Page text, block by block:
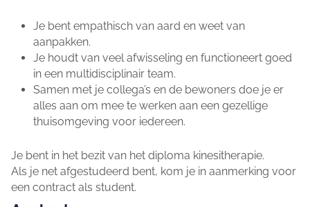
Je bent empathisch van aard en weet van
aanpakken.
Je houdt van veel afwisseling en functioneert goed
in een multidisciplinair team.
Samen met je collega’s en de bewoners doe je er
alles aan om mee te werken aan een gezellige
thuisomgeving voor iedereen.
Je bent in het bezit van het diploma kinesitherapie.
Als je net afgestudeerd bent, kom je in aanmerking voor
een contract als student.